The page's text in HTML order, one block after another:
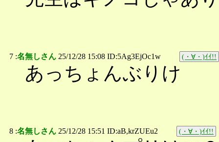
7 :名無しさん 25/12/28 15:08 ID:5Ag3EjOc1w (・∀・)ｲｲ!!
あっちょんぶりけ
8 :名無しさん 25/12/28 15:51 ID:aB,krZUEu2 (・∀・)ｲｲ!!